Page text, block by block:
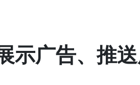
示广告、推